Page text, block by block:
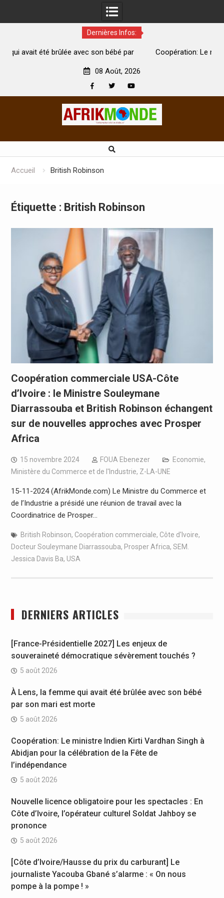
Dernières Infos:
avec son bébé par
Coopération: Le ministre Indien Kirti
08 Août, 2026
Accueil British Robinson
Étiquette : British Robinson
Coopération commerciale USA-Côte
d’Ivoire : le Ministre Souleymane
Diarrassouba et British Robinson échangent
sur de nouvelles approches avec Prosper
Africa
15 novembre 2024 FOUA Ebenezer Economie,
Ministère du Commerce et de l'Industrie, Z-LA-UNE
15-11-2024 (AfrikMonde.com) Le Ministre du Commerce et
de l’Industrie a présidé une réunion de travail avec la
Coordinatrice de Prosper…
British Robinson, Coopération commerciale, Côte d'Ivoire,
Docteur Souleymane Diarrassouba, Prosper Africa, SEM.
Jessica Davis Ba, USA
DERNIERS ARTICLES
[France-Présidentielle 2027] Les enjeux de
souveraineté démocratique sévèrement touchés ?
5 août 2026
À Lens, la femme qui avait été brûlée avec son bébé
par son mari est morte
5 août 2026
Coopération: Le ministre Indien Kirti Vardhan Singh à
Abidjan pour la célébration de la Fête de
l’indépendance
5 août 2026
Nouvelle licence obligatoire pour les spectacles : En
Côte d’Ivoire, l’opérateur culturel Soldat Jahboy se
prononce
5 août 2026
[Côte d’Ivoire/Hausse du prix du carburant] Le
journaliste Yacouba Gbané s’alarme : « On nous
pompe à la pompe ! »